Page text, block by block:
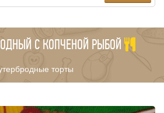
С КОПЧЕНОЙ РЫБОЙ
торты